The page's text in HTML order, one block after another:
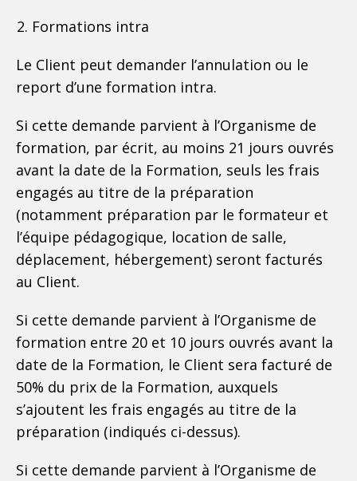
Formations intra
Le Client peut demander l’annulation ou le
report d’une formation intra.
Si cette demande parvient à l’Organisme de
formation, par écrit, au moins 21 jours ouvrés
avant la date de la Formation, seuls les frais
engagés au titre de la préparation
(notamment préparation par le formateur et
l’équipe pédagogique, location de salle,
déplacement, hébergement) seront facturés
au Client.
Si cette demande parvient à l’Organisme de
formation entre 20 et 10 jours ouvrés avant la
date de la Formation, le Client sera facturé de
50% du prix de la Formation, auxquels
s’ajoutent les frais engagés au titre de la
préparation (indiqués ci-dessus).
Si cette demande parvient à l’Organisme de